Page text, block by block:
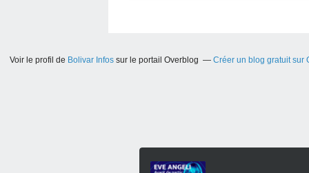
Voir le profil de Bolivar Infossur le portail Overblog Créer un blog gratuit sur